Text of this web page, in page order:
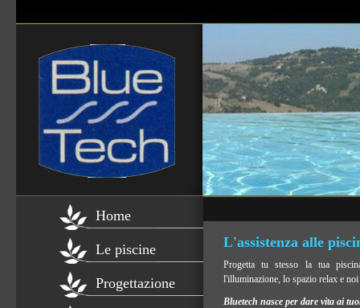
Home
Le piscine
Progettazione
L'assistenza alle
Progetta tu stesso la tua
l'illuminazione, lo spazio relax e
Bluetech nasce per dare vita ai